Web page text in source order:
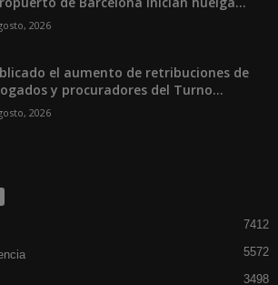
2026
el aumento de retribuciones de
y procuradores del Turno...
2026
7412
5572
3498